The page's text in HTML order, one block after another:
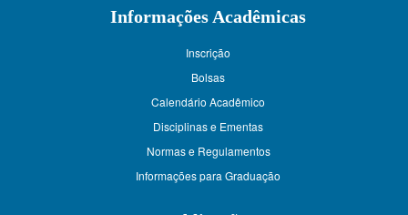
Informações Acadêmicas
Inscrição
Bolsas
Calendário Acadêmico
Disciplinas e Ementas
Normas e Regulamentos
Informações para Graduação